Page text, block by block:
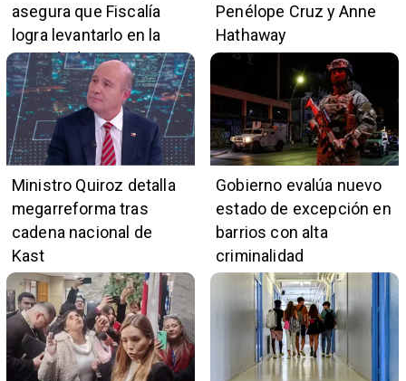
asegura que Fiscalía
logra levantarlo en la
mayoría de casos
Penélope Cruz y Anne
Hathaway
Ministro Quiroz detalla
megarreforma tras
cadena nacional de
Kast
Gobierno evalúa nuevo
estado de excepción en
barrios con alta
criminalidad